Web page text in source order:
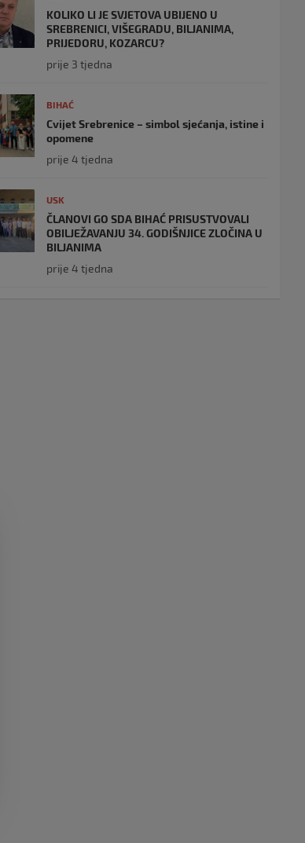
KOLIKO LI JE SVJETOVA UBIJENO U
SREBRENICI, VIŠEGRADU, BILJANIMA,
PRIJEDORU, KOZARCU?
prije 3 tjedna
BIHAĆ
Cvijet Srebrenice – simbol sjećanja, istine i
opomene
prije 4 tjedna
USK
ČLANOVI GO SDA BIHAĆ PRISUSTVOVALI
OBILJEŽAVANJU 34. GODIŠNJICE ZLOČINA U
BILJANIMA
prije 4 tjedna